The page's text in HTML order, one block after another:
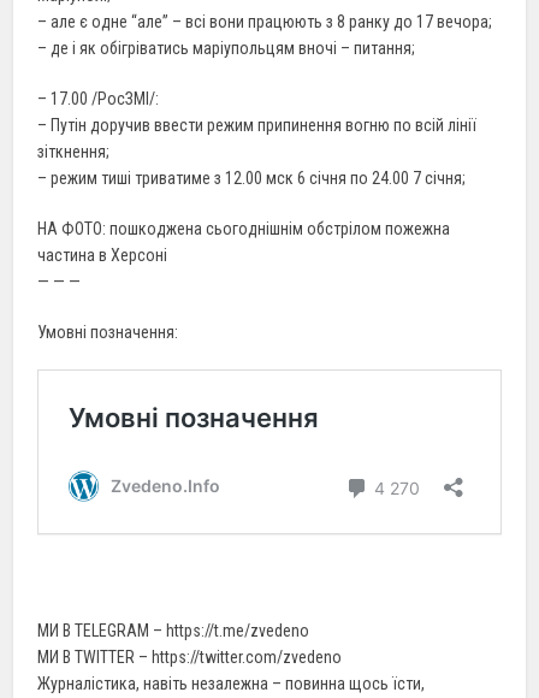
– але є одне “але” – всі вони працюють з 8 ранку до 17 вечора;
– де і як обігріватись маріупольцям вночі – питання;
– 17.00 /РосЗМІ/:
– Путін доручив ввести режим припинення вогню по всій лінії
зіткнення;
– режим тиші триватиме з 12.00 мск 6 січня по 24.00 7 січня;
НА ФОТО: пошкоджена сьогоднішнім обстрілом пожежна
частина в Херсоні
— — —
Умовні позначення:
МИ В TELEGRAM – https://t.me/zvedeno
МИ В TWITTER – https://twitter.com/zvedeno
Журналістика, навіть незалежна – повинна щось їсти,